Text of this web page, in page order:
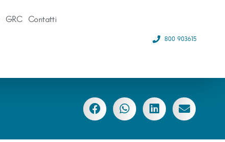
GRC Contatti
800 903615